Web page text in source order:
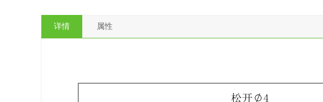
详情 属性